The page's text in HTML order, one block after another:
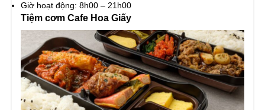
Giờ hoạt động: 8h00 – 21h00
Tiệm cơm Cafe Hoa Giấy